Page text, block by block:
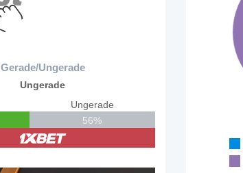
Gerade/Ungerade
Ungerade
Ungerade
56%